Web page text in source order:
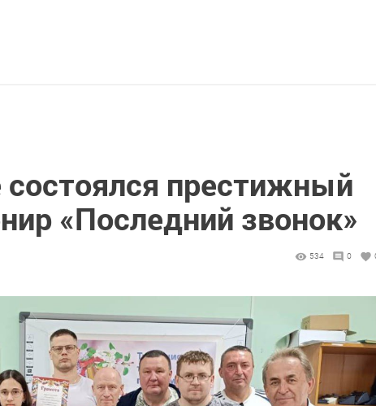
состоялся престижный
«Последний звонок»
534 0